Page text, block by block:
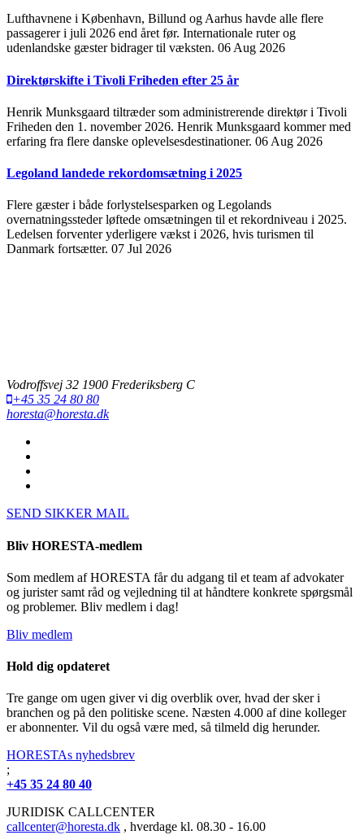
Lufthavnene i København, Billund og Aarhus havde alle flere
passagerer i juli 2026 end året før. Internationale ruter og
udenlandske gæster bidrager til væksten. 06 Aug 2026
Direktørskifte i Tivoli Friheden efter 25 år
Henrik Munksgaard tiltræder som administrerende direktør i Tivoli
Friheden den 1. november 2026. Henrik Munksgaard kommer med
erfaring fra flere danske oplevelsesdestinationer. 06 Aug 2026
Legoland landede rekordomsætning i 2025
Flere gæster i både forlystelsesparken og Legolands
overnatningssteder løftede omsætningen til et rekordniveau i 2025.
Ledelsen forventer yderligere vækst i 2026, hvis turismen til
Danmark fortsætter. 07 Jul 2026
Vodroffsvej 32 1900 Frederiksberg C
+45 35 24 80 80
horesta@horesta.dk
SEND SIKKER MAIL
Bliv HORESTA-medlem
Som medlem af HORESTA får du adgang til et team af advokater
og jurister samt råd og vejledning til at håndtere konkrete spørgsmål
og problemer. Bliv medlem i dag!
Bliv medlem
Hold dig opdateret
Tre gange om ugen giver vi dig overblik over, hvad der sker i
branchen og på den politiske scene. Næsten 4.000 af dine kolleger
er abonnenter. Vil du også være med, så tilmeld dig herunder.
HORESTAs nyhedsbrev
;
+45 35 24 80 40
JURIDISK CALLCENTER
callcenter@horesta.dk , hverdage kl. 08.30 - 16.00